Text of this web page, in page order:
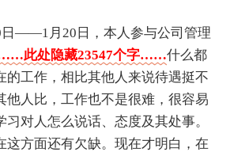
日——1月20日，本人参与公司管理
此处隐藏23547个字……什么都
的工作，相比其他人来说待遇挺不
他人比，工作也不是很难，很容易
对人怎么说话、态度及其处事。
这方面还有欠缺。现在才明白，在